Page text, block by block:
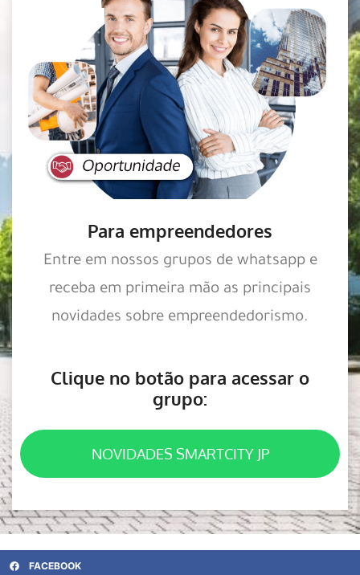
Para empreendedores
Entre em nossos grupos de whatsapp e
receba em primeira mão as principais
novidades sobre empreendedorismo.
Clique no botão para acessar o
grupo:
NOVIDADES SMARTCITY JP
FACEBOOK